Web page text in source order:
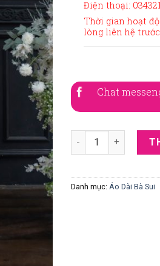
Điện thoại:
Thời gian hoạt
lòng liên hệ
Chat
Áo dài bà sui xanh
Danh mục: Áo Dài Bà Sui